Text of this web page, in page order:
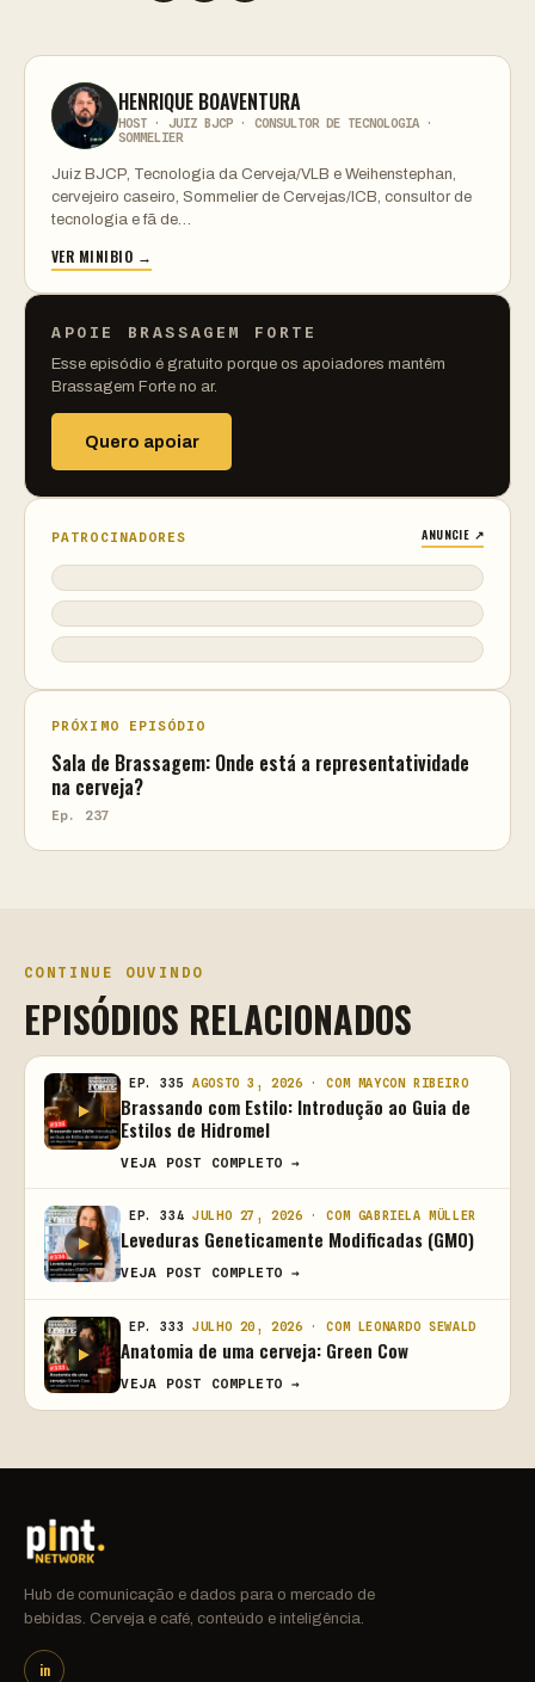
HENRIQUE BOAVENTURA
HOST · JUIZ BJCP · CONSULTOR DE TECNOLOGIA ·
SOMMELIER
Juiz BJCP, Tecnologia da Cerveja/VLB e Weihenstephan,
cervejeiro caseiro, Sommelier de Cervejas/ICB, consultor de
tecnologia e fã de…
VER MINIBIO →
APOIE BRASSAGEM FORTE
Esse episódio é gratuito porque os apoiadores mantêm
Brassagem Forte no ar.
Quero apoiar
PATROCINADORES ANUNCIE ↗
PRÓXIMO EPISÓDIO
Sala de Brassagem: Onde está a representatividade
na cerveja?
Ep. 237
CONTINUE OUVINDO
EPISÓDIOS RELACIONADOS
EP. 335 AGOSTO 3, 2026 · COM MAYCON RIBEIRO
Brassando com Estilo: Introdução ao Guia de
Estilos de Hidromel
VEJA POST COMPLETO →
EP. 334 JULHO 27, 2026 · COM GABRIELA MÜLLER
Leveduras Geneticamente Modificadas (GMO)
VEJA POST COMPLETO →
EP. 333 JULHO 20, 2026 · COM LEONARDO SEWALD
Anatomia de uma cerveja: Green Cow
VEJA POST COMPLETO →
Hub de comunicação e dados para o mercado de
bebidas. Cerveja e café, conteúdo e inteligência.
in